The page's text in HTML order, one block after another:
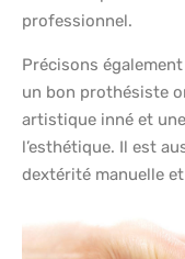
professionnel.
Précisons
un bon prothésiste
artistique inné et
l’esthétique. Il est
dextérité manuelle